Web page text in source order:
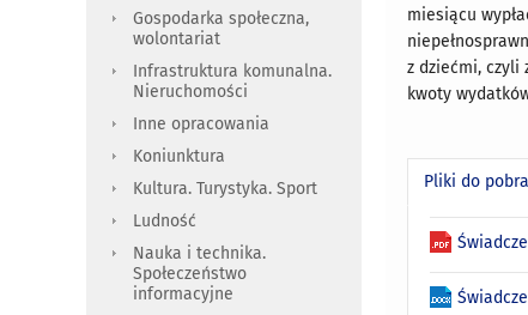
miesiącu
z dziećmi, czyli
kwoty
Pliki do
Gospodarka społeczna,
wolontariat
Infrastruktura komunalna.
Nieruchomości
Inne opracowania
Koniunktura
Kultura. Turystyka. Sport
Ludność
Nauka i technika.
Społeczeństwo
informacyjne